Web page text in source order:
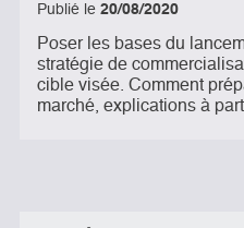
Publié le 20/08/2020
Poser les bases du
stratégie de
cible visée. Comment
marché, explications à